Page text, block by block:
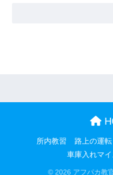
所内教習 路上の運転
車庫入れマ
© 2026 アフパカ教